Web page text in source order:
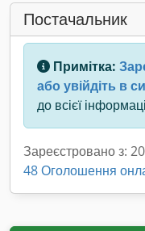
Постачальник
Примітка:
або увійдіть в
до всієї
Зареєстровано з:
48 Оголошення